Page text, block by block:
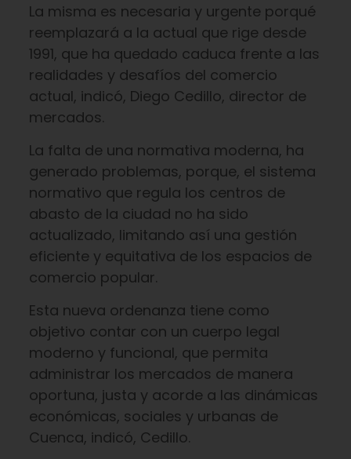
La misma es necesaria y urgente porqué
reemplazará a la actual que rige desde
1991, que ha quedado caduca frente a las
realidades y desafíos del comercio
actual, indicó, Diego Cedillo, director de
mercados.
La falta de una normativa moderna, ha
generado problemas, porque, el sistema
normativo que regula los centros de
abasto de la ciudad no ha sido
actualizado, limitando así una gestión
eficiente y equitativa de los espacios de
comercio popular.
Esta nueva ordenanza tiene como
objetivo contar con un cuerpo legal
moderno y funcional, que permita
administrar los mercados de manera
oportuna, justa y acorde a las dinámicas
económicas, sociales y urbanas de
Cuenca, indicó, Cedillo.